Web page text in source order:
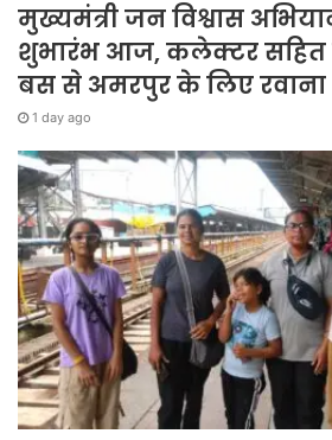
मुख्यमंत्री जन विश्वास
शुभारंभ आज, कलेक्टर सहित
बस से अमरपुर के लिए रवाना
1 day ago